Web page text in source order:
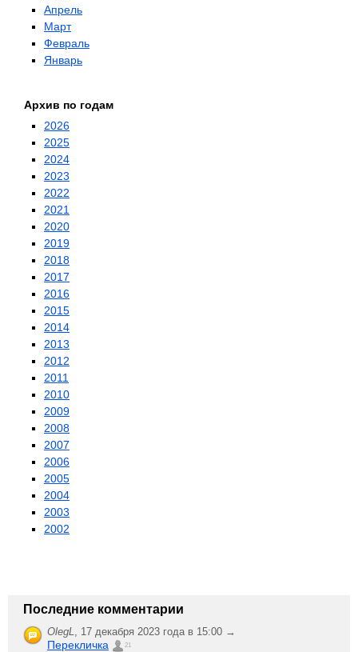
Апрель
Март
Февраль
Январь
Архив по годам
2026
2025
2024
2023
2022
2021
2020
2019
2018
2017
2016
2015
2014
2013
2012
2011
2010
2009
2008
2007
2006
2005
2004
2003
2002
Последние комментарии
OlegL, 17 декабря 2023 года в 15:00 →
Перекличка 21